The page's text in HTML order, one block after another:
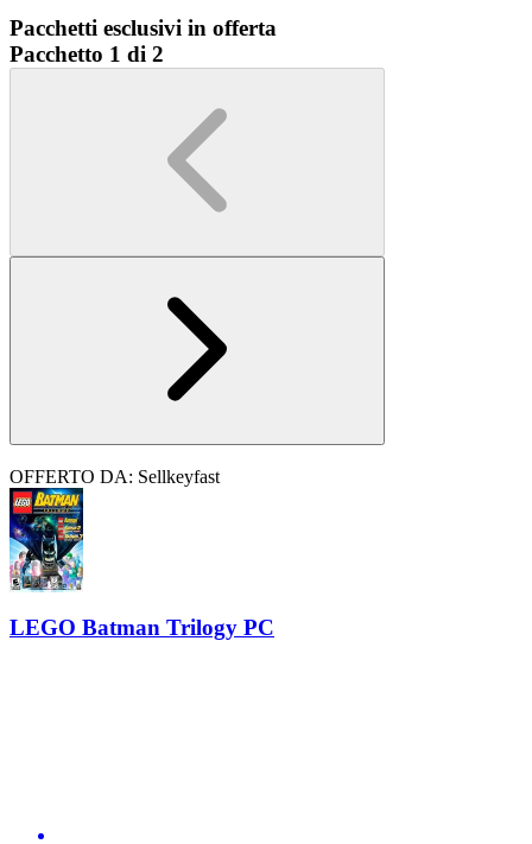
Pacchetti esclusivi in offerta
Pacchetto 1 di 2
OFFERTO DA: Sellkeyfast
LEGO Batman Trilogy PC